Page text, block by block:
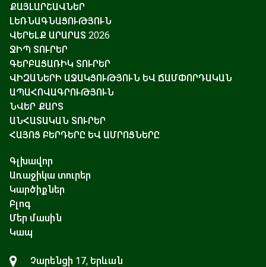
ՔԱՅԼԱՐՇԱՎՆԵՐ
ԼԵՌՆԱԳՆԱՑՈՒԹՅՈՒՆ
ՎԵՐԵԼՔ ԱՐԱՐԱՏ 2026
ՋԻՊ ՏՈՒՐԵՐ
ԳԵՐԲԱՑԱՌԻԿ ՏՈՒՐԵՐ
ՎԻԶԱՆԵՐԻ ԱՋԱԿՑՈՒԹՅՈՒՆ ԵՎ ՃԱՄՓՈՐԴԱԿԱՆ
ԱՊԱՀՈՎԱԳՐՈՒԹՅՈՒՆ
ՆՎԵՐ ՔԱՐՏ
ԱՆՀԱՏԱԿԱՆ ՏՈՒՐԵՐ
ՀԱՅՈՑ ԲԵՐԴԵՐԸ ԵՎ ԱՄՐՈՑՆԵՐԸ
Գլխավոր
Առաջիկա տուրեր
Կարծիքներ
Բլոգ
Մեր մասին
Կապ
Չարենցի 17, Երևան